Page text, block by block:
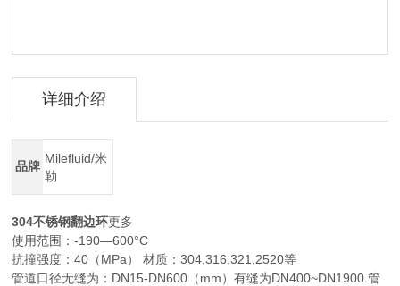
详细介绍
品牌
Milefluid/米
勒
304不锈钢翻边环更多
使用范围：-190—600°C
抗撞强度：40（MPa） 材质：304,316,321,2520等
管道口径无缝为：DN15-DN600（mm）有缝为DN400~DN1900.管